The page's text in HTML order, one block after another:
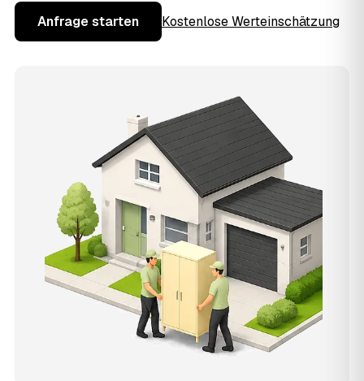
Anfrage starten Kostenlose Werteinschätzung